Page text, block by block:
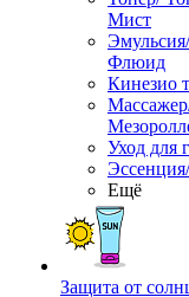
Мист
Флюид
Кинезио
Уход для
Ещё
Защита от